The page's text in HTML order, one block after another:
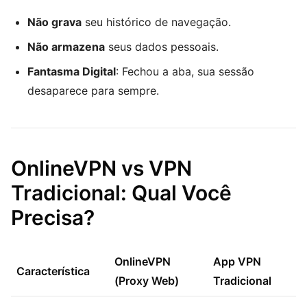
Não grava seu histórico de navegação.
Não armazena seus dados pessoais.
Fantasma Digital: Fechou a aba, sua sessão
desaparece para sempre.
OnlineVPN vs VPN
Tradicional: Qual Você
Precisa?
Característica
OnlineVPN
(Proxy Web)
App VPN
Tradicional